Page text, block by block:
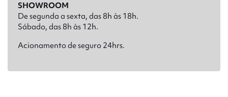
SHOWROOM
De segunda a sexta, das 8h às 18h.
Sábado, das 8h às 12h.
Acionamento de seguro 24hrs.